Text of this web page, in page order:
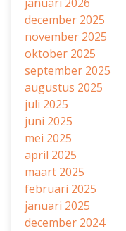
december 2025
november 2025
oktober 2025
september 2025
augustus 2025
juli 2025
juni 2025
mei 2025
april 2025
maart 2025
februari 2025
januari 2025
december 2024